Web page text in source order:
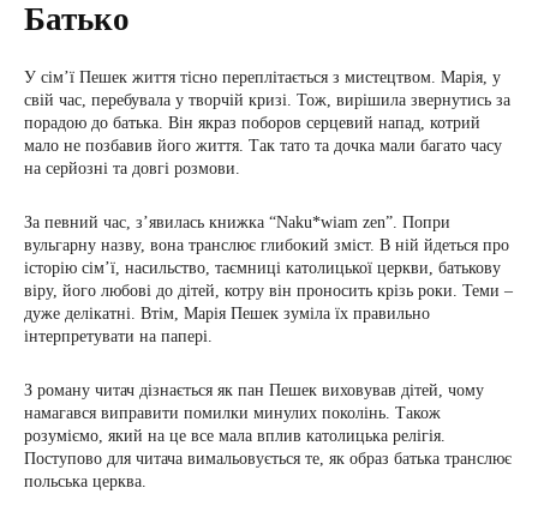
Батько
У сім’ї Пешек життя тісно переплітається з мистецтвом. Марія, у
свій час, перебувала у творчій кризі. Тож, вирішила звернутись за
порадою до батька. Він якраз поборов серцевий напад, котрий
мало не позбавив його життя. Так тато та дочка мали багато часу
на серйозні та довгі розмови.
За певний час, з’явилась книжка “Naku*wiam zen”. Попри
вульгарну назву, вона транслює глибокий зміст. В ній йдеться про
історію сім’ї, насильство, таємниці католицької церкви, батькову
віру, його любові до дітей, котру він проносить крізь роки. Теми –
дуже делікатні. Втім, Марія Пешек зуміла їх правильно
інтерпретувати на папері.
З роману читач дізнається як пан Пешек виховував дітей, чому
намагався виправити помилки минулих поколінь. Також
розуміємо, який на це все мала вплив католицька релігія.
Поступово для читача вимальовується те, як образ батька транслює
польська церква.